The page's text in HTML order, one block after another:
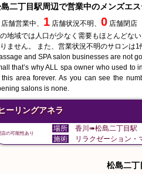
二丁目駅周辺で営業中のメンズエ
店舗営業中、 1 店舗状況不明、 0 店舗閉店
地域では人口が少なく需要もほとんどな
ません。 また、営業状況不明のサロンは
and SPA salon businesses are not
that’s why ALL spa owner who used to
this area forever. As you can see the
salons is none.
ーリングアネラ
店の可能性あり
場所 香川➠松島二丁目駅
施術 リラクゼーション・
松島二丁